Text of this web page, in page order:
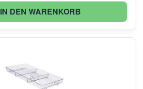
IN DEN WARENKORB